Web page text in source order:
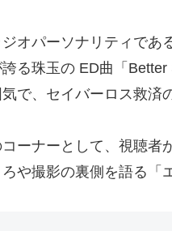
オパーソナリティであ
る珠玉の ED曲「
で、セイバーロス救済
ーナーとして、視聴者
や撮影の裏側を語る「